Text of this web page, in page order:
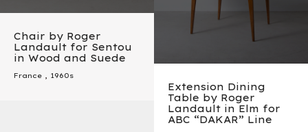
Chair by Roger
Landault for Sentou
in Wood and Suede
France , 1960s
Extension Dining
Table by Roger
Landault in Elm for
ABC “DAKAR” Line